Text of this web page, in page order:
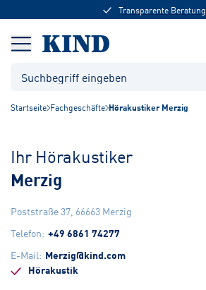
Transparente Beratung
Startseite Fachgeschäfte Hörakustiker Merzig
Ihr Hörakustiker
Merzig
Poststraße 37, 66663 Merzig
Telefon: +49 6861 74277
E-Mail: Merzig@kind.com
Hörakustik